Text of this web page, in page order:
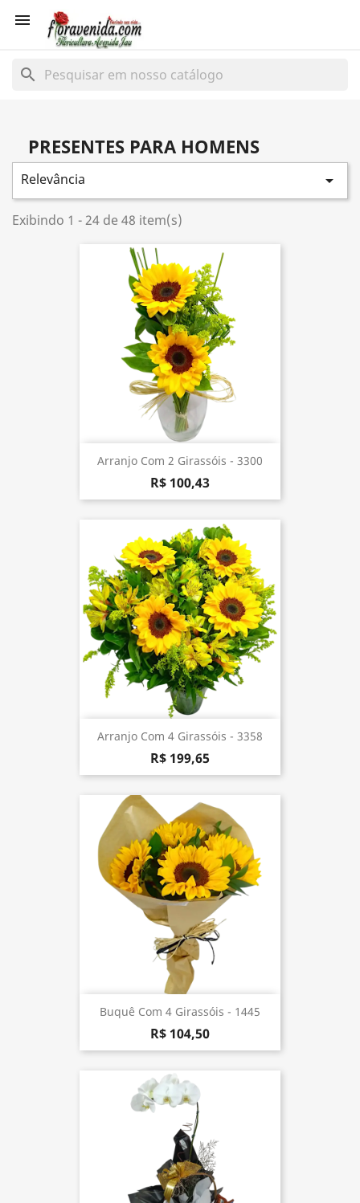

search
PRESENTES PARA HOMENS
Relevância 
Exibindo 1 - 24 de 48 item(s)
Arranjo Com 2 Girassóis - 3300
R$ 100,43
Arranjo Com 4 Girassóis - 3358
R$ 199,65
Buquê Com 4 Girassóis - 1445
R$ 104,50